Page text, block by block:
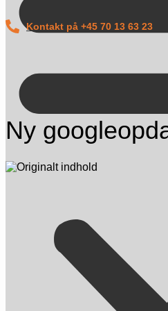
Videre
til
indhold
Kontakt på +45 70 13 63 23
Ny